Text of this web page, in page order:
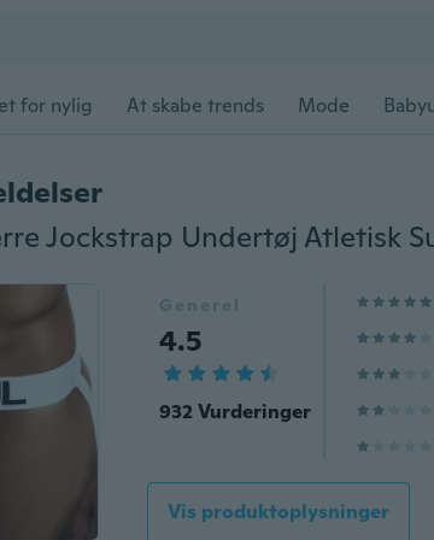
for nylig At skabe trends Mode
Generel
4.5
932 Vurderinger
Vis produktoplysninger